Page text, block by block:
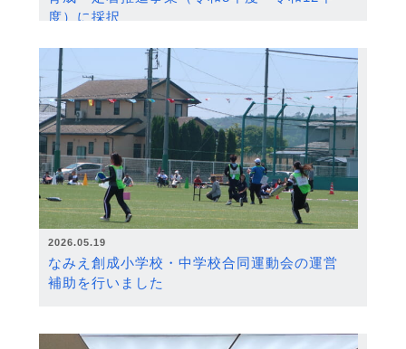
度）に採択
2026.05.19
なみえ創成小学校・中学校合同運動会の運営
補助を行いました